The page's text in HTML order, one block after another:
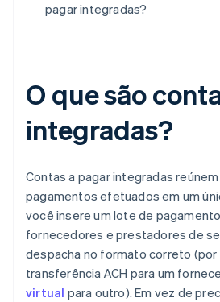
pagar integradas?
O que são
integradas?
Contas a pagar integradas
pagamentos efetuados em um
você insere um lote de
fornecedores e prestadores de
despacha no formato correto (por
transferência ACH para um
virtual para outro). Em vez de